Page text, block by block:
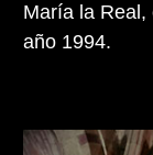
María la Real,
año 1994.